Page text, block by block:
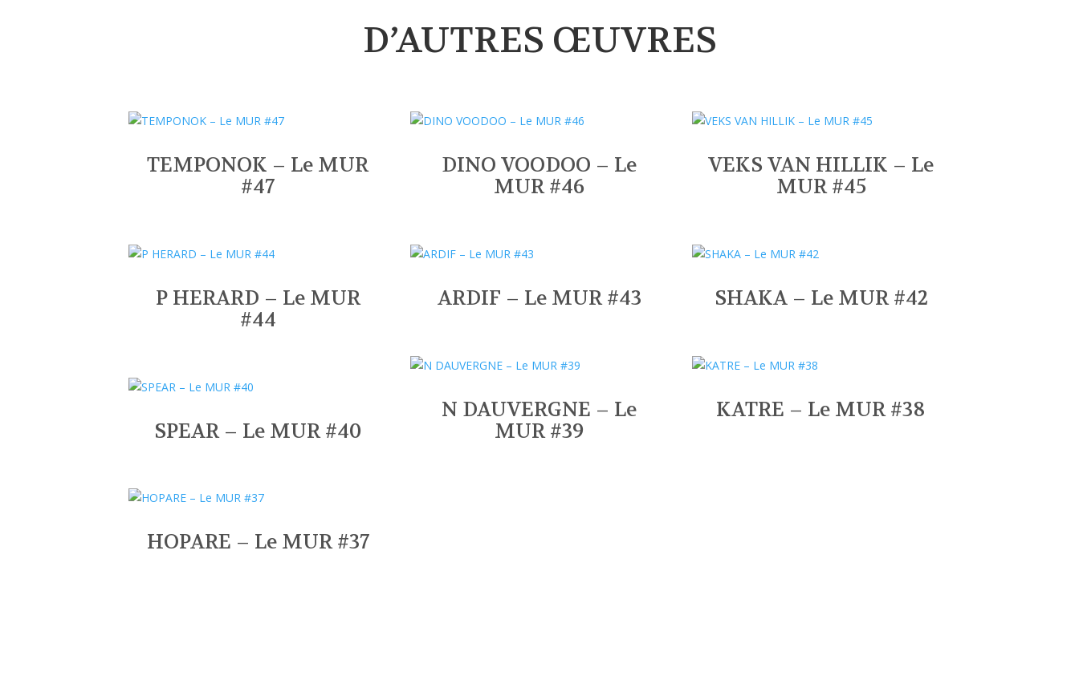
D’AUTRES ŒUVRES
TEMPONOK – Le MUR
#47
P HERARD – Le MUR
#44
SPEAR – Le MUR #40
HOPARE – Le MUR #37
DINO VOODOO – Le
MUR #46
ARDIF – Le MUR #43
N DAUVERGNE – Le
MUR #39
VEKS VAN HILLIK – Le
MUR #45
SHAKA – Le MUR #42
KATRE – Le MUR #38